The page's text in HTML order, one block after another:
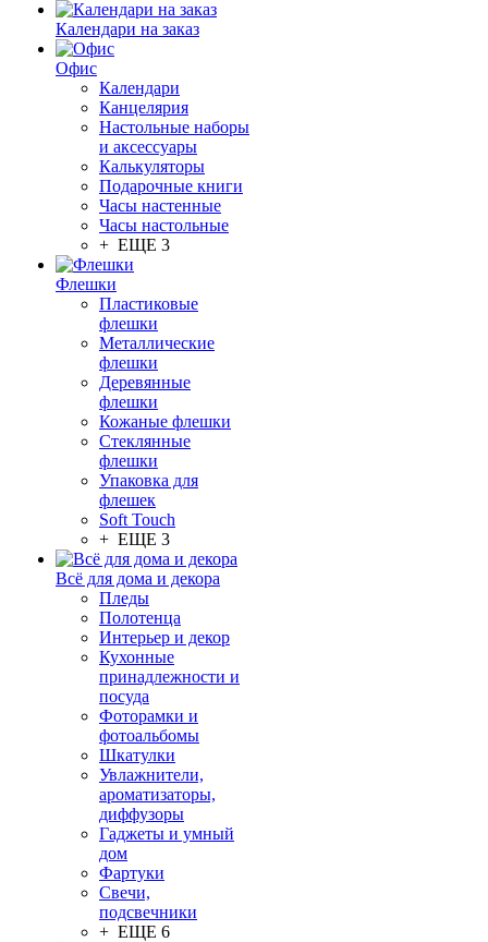
Календари на заказ
Офис
Календари
Канцелярия
Настольные наборы
и аксессуары
Калькуляторы
Подарочные книги
Часы настенные
Часы настольные
+ ЕЩЕ 3
Флешки
Пластиковые
флешки
Металлические
флешки
Деревянные
флешки
Кожаные флешки
Стеклянные
флешки
Упаковка для
флешек
Soft Touch
+ ЕЩЕ 3
Всё для дома и декора
Пледы
Полотенца
Интерьер и декор
Кухонные
принадлежности и
посуда
Фоторамки и
фотоальбомы
Шкатулки
Увлажнители,
ароматизаторы,
диффузоры
Гаджеты и умный
дом
Фартуки
Свечи,
подсвечники
+ ЕЩЕ 6